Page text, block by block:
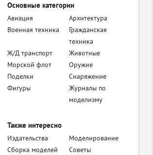
Основные категории
Авиация
Архитектура
Военная техника
Гражданская
техника
Ж/Д транспорт
Животные
Морской флот
Оружие
Поделки
Снаряжение
Фигуры
Журналы по
моделизму
Также интересно
Издательства
Моделирование
Сборка моделей
Советы